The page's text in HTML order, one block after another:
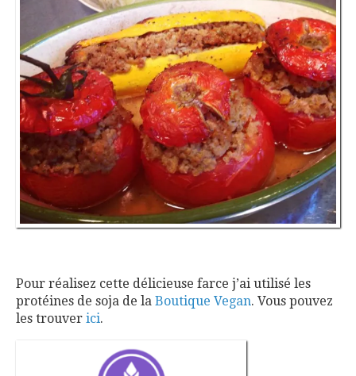
Pour réalisez cette délicieuse farce j’ai utilisé les
protéines de soja de la Boutique Vegan. Vous pouvez
les trouver ici.